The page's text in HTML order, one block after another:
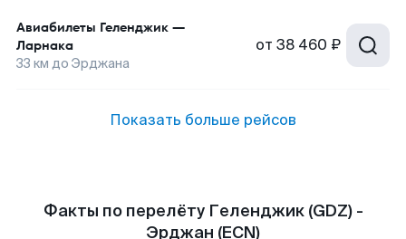
Авиабилеты Геленджик —
Ларнака
33 км до Эрджана
от 38 460 ₽
Показать больше рейсов
Факты по перелёту Геленджик (GDZ) -
Эрджан (ECN)